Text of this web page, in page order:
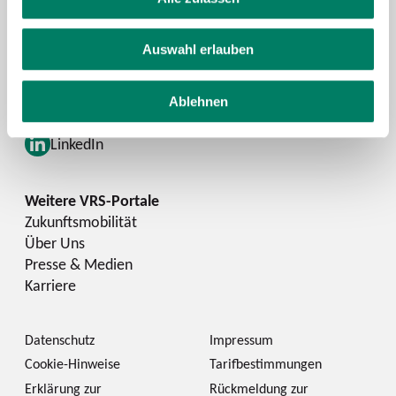
Auswahl erlauben
Ablehnen
Facebook
Instagram
LinkedIn
Schlaue Nummer
Zukunftsmobilität
Über Uns
Presse & Medien
Karriere
Datenschutz
Impressum
Cookie-Hinweise
Tarifbestimmungen
Erklärung zur
Rückmeldung zur